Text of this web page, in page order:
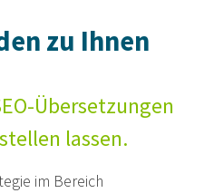
zu Ihnen
Übersetzungen
lassen.
im Bereich